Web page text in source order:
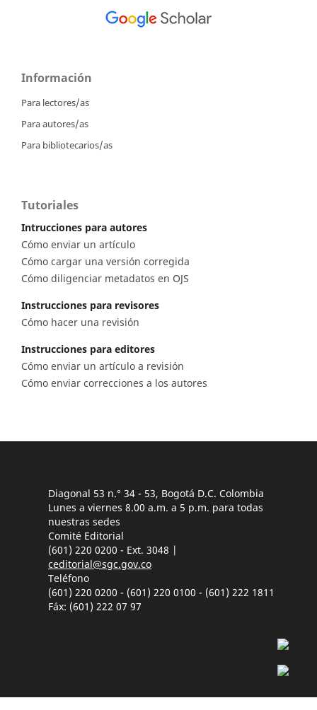
Información
Para lectores/as
Para autores/as
Para bibliotecarios/as
Tutoriales
Intrucciones para autores
Cómo enviar un artículo
Cómo cargar una versión corregida
Cómo diligenciar metadatos en OJS
Instrucciones para revisores
Cómo hacer una revisión
Instrucciones para editores
Cómo enviar un artículo a revisión
Cómo enviar correcciones a los autores
Diagonal 53 n.° 34 - 53, Bogotá D.C. Colombia
Lunes a viernes 8.00 a.m. a 5 p.m. para todas
nuestras sedes
Comité Editorial
(601) 220 0200 - Ext. 3048 |
ceditorial@sgc.gov.co
Teléfono
(601) 220 0200 - (601) 220 0100 - (601) 222 1811
Fáx: (601) 222 07 97